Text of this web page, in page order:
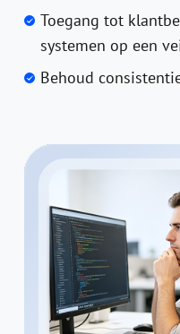
Toegang tot
systemen op een
Behoud